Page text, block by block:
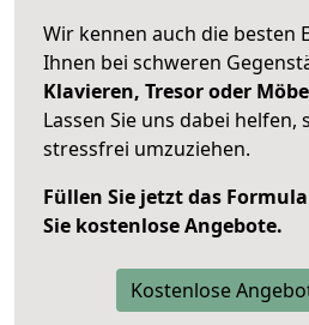
Wir kennen auch die besten
Ihnen bei schweren
Klavieren, Tresor oder
Lassen Sie uns dabei
stressfrei umzuziehen.
Füllen Sie jetzt das
Sie kostenlose Angebote.
Kostenlose